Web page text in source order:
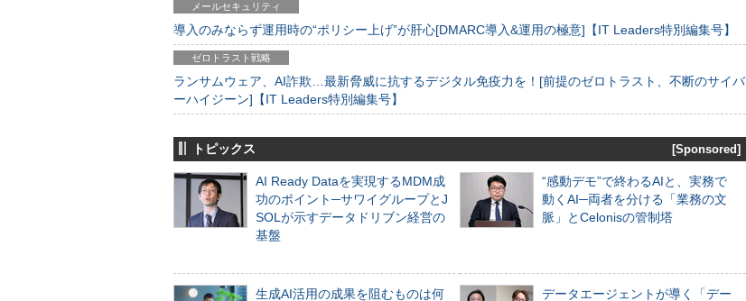
メールセキュリティ
導入のみならず運用時の“ポリシー上げ”が肝心[DMARC導入&運用の極意]【IT Leaders特別編集号】
ゼロトラスト戦略
ランサムウェア、AI詐欺…最新脅威に抗するデジタル免疫力を！[前提のゼロトラスト、不断のサイバ
ーハイジーン]【IT Leaders特別編集号】
トピックス [Sponsored]
AI Ready Dataを実現するMDM成
功のポイント─サワイグループとJ
SOLが示すデータドリブン経営の
基盤
“感動デモ”で終わるAIと、実務で
動くAI─両者を分ける「業務の文
脈」とCelonisの管制塔
生成AI活用の成果を阻むものは何
データエージェントが導く「デー